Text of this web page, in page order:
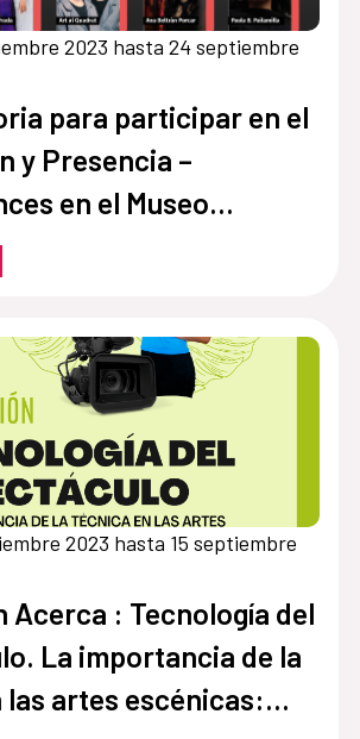
2023 hasta 24 septiembre
para participar en el
y Presencia –
en el Museo
Bornemisza
2023 hasta 15 septiembre
Acerca : Tecnología del
La importancia de la
artes escénicas: